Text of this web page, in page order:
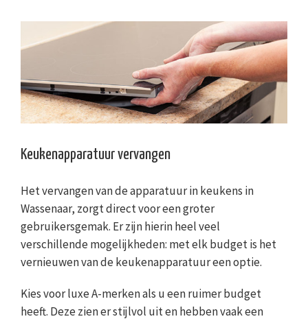
Keukenapparatuur vervangen
Het vervangen van de apparatuur in keukens in
Wassenaar, zorgt direct voor een groter
gebruikersgemak. Er zijn hierin heel veel
verschillende mogelijkheden: met elk budget is het
vernieuwen van de keukenapparatuur een optie.
Kies voor luxe A-merken als u een ruimer budget
heeft. Deze zien er stijlvol uit en hebben vaak een